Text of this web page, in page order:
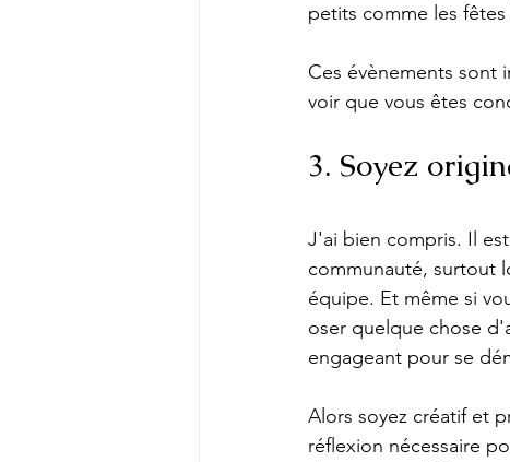
petits comme les
Ces évènements sont
voir que vous êtes
3. Soyez
J'ai bien compris. Il
communauté, surtout
équipe. Et même si
oser quelque chose
engageant pour se
Alors soyez créatif et
réflexion nécessaire